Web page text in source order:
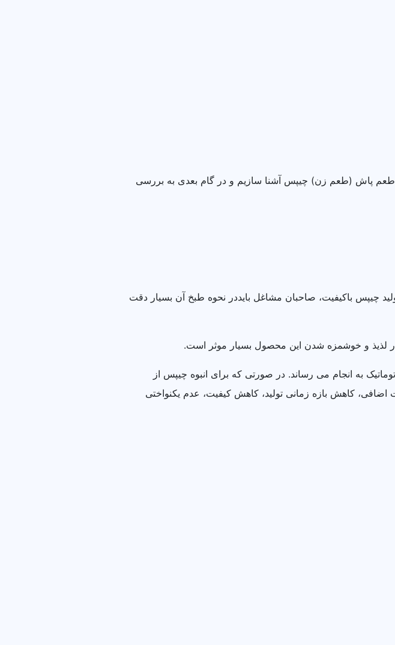
طعم پاش (طعم زن) چیپس آشنا سازیم و در گام بعدی به بررسی
چیپس باکیفیت، صاحبان مشاغل بایددر نحوه طبخ آن بسیار دقت
در لذیذ و خوشمزه شدن این محصول بسیار موثر است.
به انجام می رساند. در صورتی که برای انبوه چیپس از
اضافی، کاهش بازه زمانی تولید، کاهش کیفیت، عدم یکنواختی